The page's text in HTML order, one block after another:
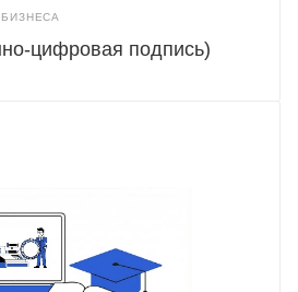
цифровая подпись)